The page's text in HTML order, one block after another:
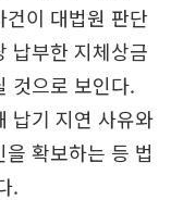
이 대법원 판단
납부한 지체상금
것으로 보인다.
납기 지연 사유와
확보하는 등 법
.